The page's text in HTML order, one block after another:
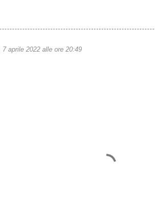
7 aprile 2022 alle ore 20:49